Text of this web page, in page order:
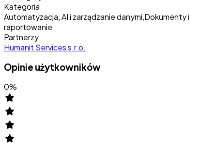
Kategoria
Automatyzacja, AI i zarządzanie danymi,Dokumenty i
raportowanie
Partnerzy
Humanit Services s.r.o.
Opinie użytkowników
0%